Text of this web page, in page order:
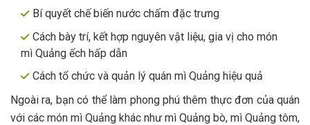
Bí quyết chế biến nước chấm đặc trưng
Cách bày trí, kết hợp nguyên vật liệu, gia vị cho món
mì Quảng ếch hấp dẫn
Cách tổ chức và quản lý quán mì Quảng hiệu quả
Ngoài ra, bạn có thể làm phong phú thêm thực đơn của quán
với các món mì Quảng khác như mì Quảng bò, mì Quảng tôm,